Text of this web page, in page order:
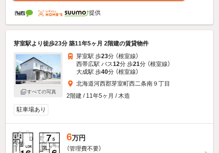
提供
芽室駅より徒歩23分 築11年5ヶ月 2階建の賃貸物件
すべての写真
芽室駅 歩23分 （根室線）
西帯広駅 バス12分 歩21分 （根室線）
大成駅 歩40分 （根室線）
北海道河西郡芽室町西二条南９丁目
2階建 / 11年5ヶ月 / 木造
駐車場あり
6万円
（管理費不要）